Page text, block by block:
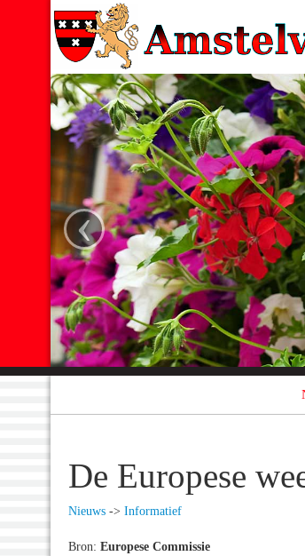
‹
De Europese
Nieuws -> Informatief
Bron: Europese Commissie